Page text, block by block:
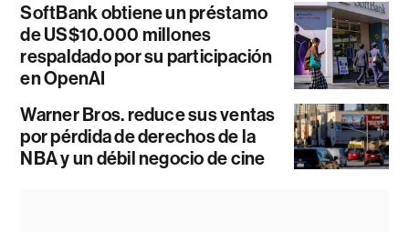
SoftBank obtiene un préstamo
de US$10.000 millones
respaldado por su participación
en OpenAI
Warner Bros. reduce sus ventas
por pérdida de derechos de la
NBA y un débil negocio de cine